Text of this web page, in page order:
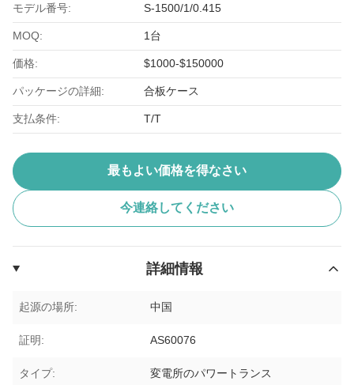
モデル番号: S-1500/1/0.415
MOQ: 1台
価格: $1000-$150000
パッケージの詳細: 合板ケース
支払条件: T/T
最もよい価格を得なさい
今連絡してください
詳細情報
起源の場所: 中国
証明: AS60076
タイプ: 変電所のパワートランス